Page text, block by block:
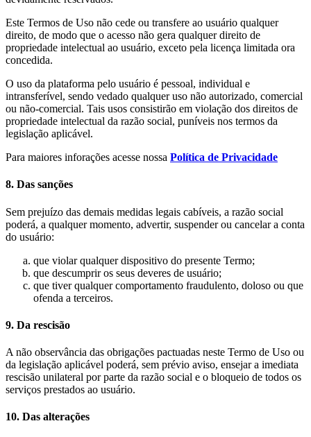
Este Termos de Uso não cede ou transfere ao usuário qualquer
direito, de modo que o acesso não gera qualquer direito de
propriedade intelectual ao usuário, exceto pela licença limitada ora
concedida.
O uso da plataforma pelo usuário é pessoal, individual e
intransferível, sendo vedado qualquer uso não autorizado, comercial
ou não-comercial. Tais usos consistirão em violação dos direitos de
propriedade intelectual da razão social, puníveis nos termos da
legislação aplicável.
Para maiores inforações acesse nossa Política de Privacidade
8. Das sanções
Sem prejuízo das demais medidas legais cabíveis, a razão social
poderá, a qualquer momento, advertir, suspender ou cancelar a conta
do usuário:
que violar qualquer dispositivo do presente Termo;
que descumprir os seus deveres de usuário;
que tiver qualquer comportamento fraudulento, doloso ou que
ofenda a terceiros.
9. Da rescisão
A não observância das obrigações pactuadas neste Termo de Uso ou
da legislação aplicável poderá, sem prévio aviso, ensejar a imediata
rescisão unilateral por parte da razão social e o bloqueio de todos os
serviços prestados ao usuário.
10. Das alterações